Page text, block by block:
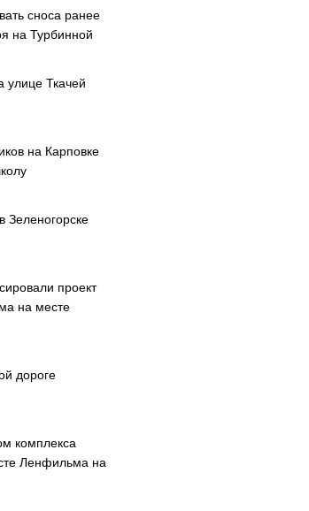
сноса ранее
на Турбинной
улице Ткачей
на Карповке
Зеленогорске
проект
на месте
дороге
комплекса
Ленфильма на